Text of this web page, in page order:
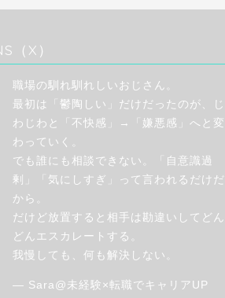
（X）
職場の馴れ馴れしいおじさん。
最初は「鬱陶しい」だけだったのが、じ
わじわと「不快感」→「嫌悪感」へと変
わっていく。
でも誰にも相談できない。「自意識過
剰」「気にしすぎ」って言われるだけだ
から。
だけど放置すると相手は勘違いしてどん
どんエスカレートする。
我慢しても、何も解決しない。
— Sara@未経験×転職でキャリアUP